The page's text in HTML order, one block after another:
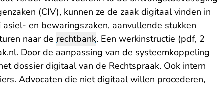
(CIV), kunnen ze de zaak digitaal vinden in
en bewaringszaken, aanvullende stukken
naar de rechtbank. Een werkinstructie (pdf, 2
Door de aanpassing van de systeemkoppeling
dossier digitaal van de Rechtspraak. Ook intern
Advocaten die niet digitaal willen procederen,